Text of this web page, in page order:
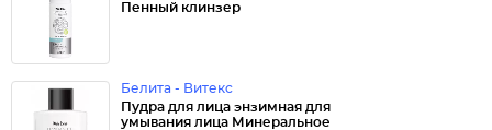
Пенный клинзер
Белита - Витекс
Пудра для лица энзимная для
умывания лица Минеральное